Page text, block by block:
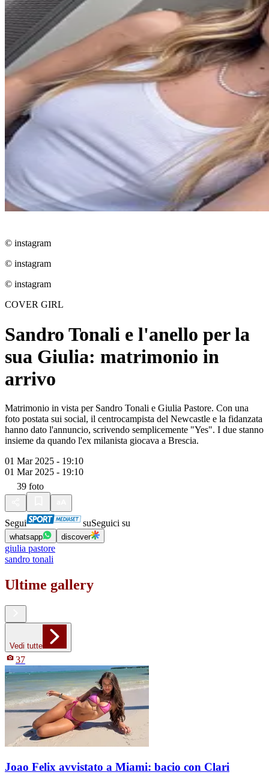
© instagram
© instagram
© instagram
COVER GIRL
Sandro Tonali e l'anello per la
sua Giulia: matrimonio in
arrivo
Matrimonio in vista per Sandro Tonali e Giulia Pastore. Con una
foto postata sui social, il centrocampista del Newcastle e la fidanzata
hanno dato l'annuncio, scrivendo semplicemente "Yes". I due stanno
insieme da quando l'ex milanista giocava a Brescia.
01 Mar 2025 - 19:10
01 Mar 2025 - 19:10
39 foto
Segui suSeguici su
whatsapp discover
giulia pastore
sandro tonali
Ultime gallery
Vedi tutte
37
Joao Felix avvistato a Miami: bacio con Clari